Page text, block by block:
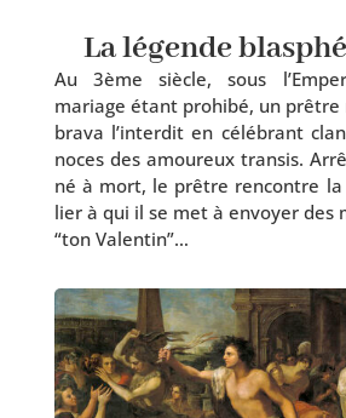
La légende
Au 3ème siècle, sous
mariage étant pro­hi­bé, un
bra­va l’in­ter­dit en célé­brant
noces des amou­reux tran­sis.
né à mort, le prêtre ren­contre
lier à qui il se met à envoyer des
“ton Valentin”…